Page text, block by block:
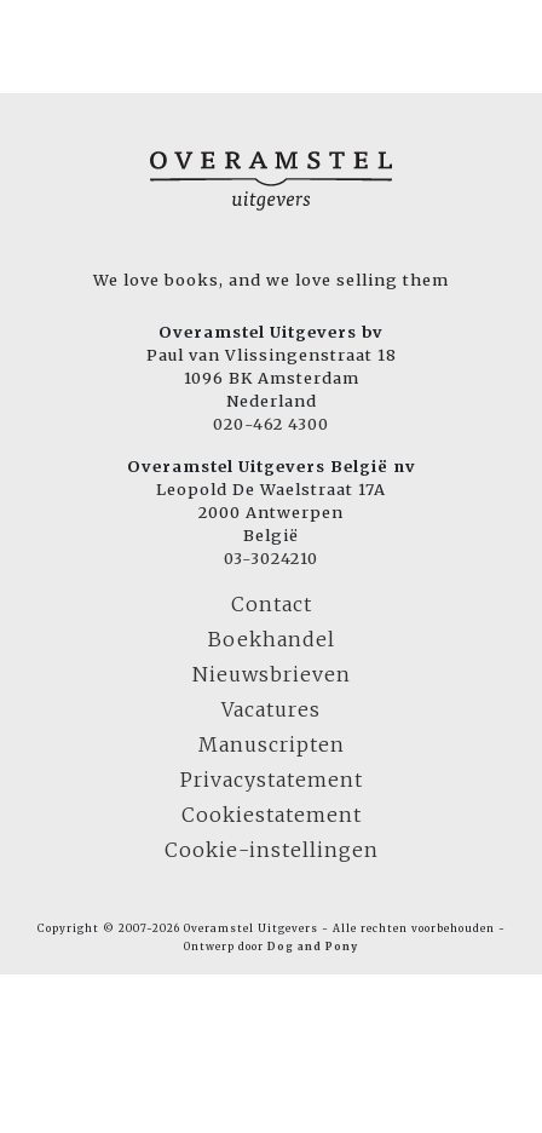
We love books, and we love selling them
Overamstel Uitgevers bv
Paul van Vlissingenstraat 18
1096 BK Amsterdam
Nederland
020-462 4300
Overamstel Uitgevers België nv
Leopold De Waelstraat 17A
2000 Antwerpen
België
03-3024210
Contact
Boekhandel
Nieuwsbrieven
Vacatures
Manuscripten
Privacystatement
Cookiestatement
Cookie-instellingen
Copyright © 2007-2026 Overamstel Uitgevers - Alle rechten voorbehouden -
Ontwerp door Dog and Pony